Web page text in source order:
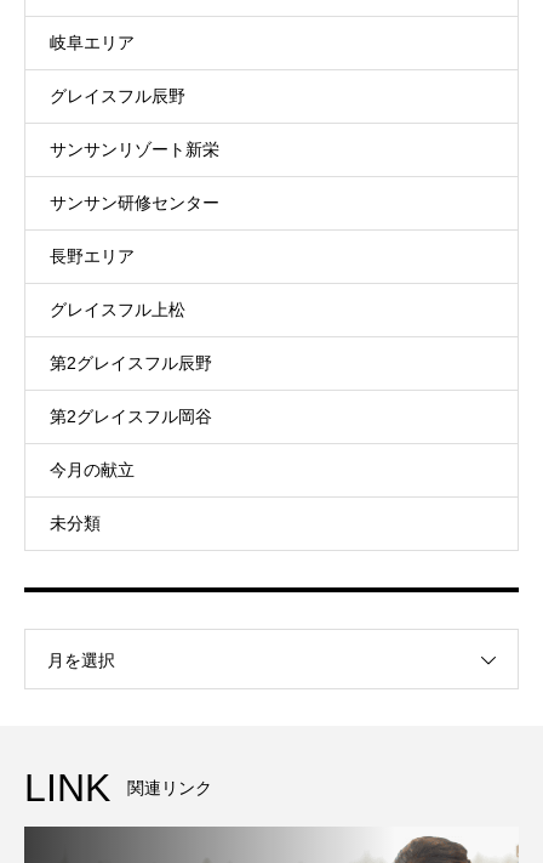
岐阜エリア
グレイスフル辰野
サンサンリゾート新栄
サンサン研修センター
長野エリア
グレイスフル上松
第2グレイスフル辰野
第2グレイスフル岡谷
今月の献立
未分類
月を選択
LINK 関連リンク